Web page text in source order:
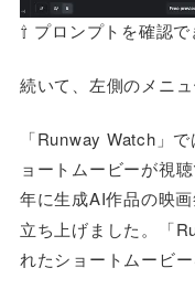
⇧ プロンプトを確認で
続いて、左側のメニュ
「Runway Watch」
ョートムービーが視
年に生成AI作品の映画
立ち上げました。「
れたショートムービ